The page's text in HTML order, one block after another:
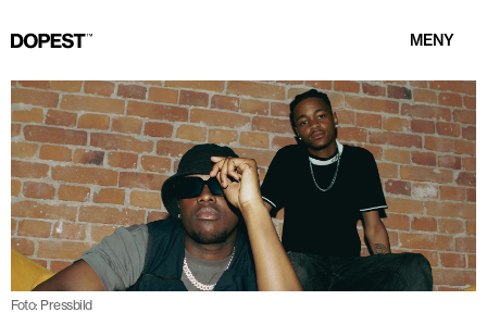
MENY
Foto: Pressbild